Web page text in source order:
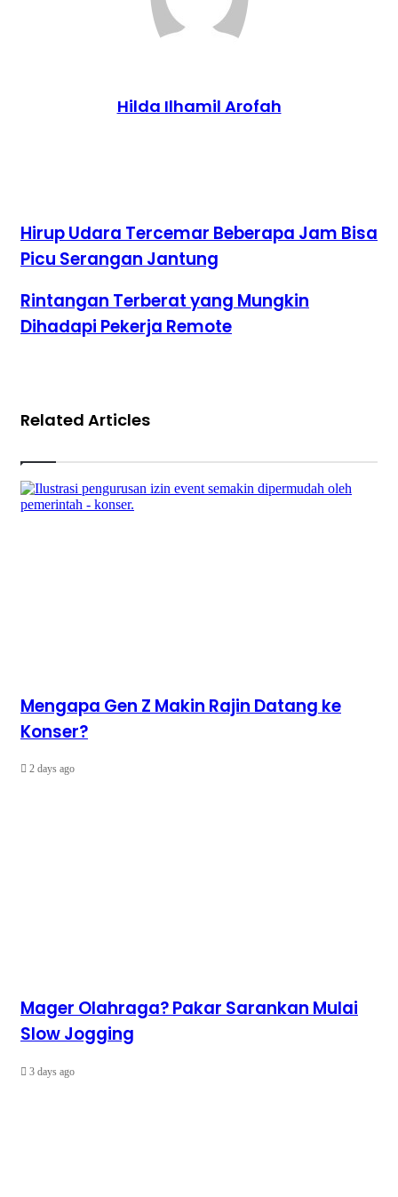
Hilda Ilhamil Arofah
Hirup
Udara
Tercemar
Jam
Bisa
Picu
Serangan
Hirup Udara Tercemar Beberapa Jam Bisa
Picu Serangan Jantung
Rintangan
Terberat
yang
Rintangan Terberat yang Mungkin
Dihadapi Pekerja Remote
Related Articles
Mengapa Gen Z Makin Rajin Datang ke
Konser?
2 days ago
Mager Olahraga? Pakar Sarankan Mulai
Slow Jogging
3 days ago